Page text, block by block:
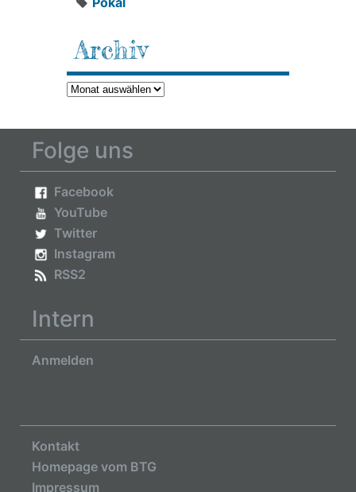
Archiv
Archiv
Folge uns
Facebook
YouTube
Twitter
Instagram
RSS2
Intern
Anmelden
Kontakt
Homepage vom BTG
Impressum